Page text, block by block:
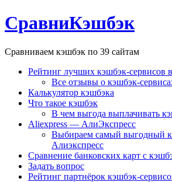
СравниКэшбэк
Сравниваем кэшбэк по 39 сайтам
Рейтинг лучших кэшбэк-сервисов
Все отзывы о кэшбэк-
Калькулятор кэшбэка
Что такое кэшбэк
В чем выгода выплачивать
Aliexpress — АлиЭкспресс
Выбираем самый выгодный
Алиэкспресс
Сравнение банковских карт с
Задать вопрос
Рейтинг партнёрок кэшбэк-